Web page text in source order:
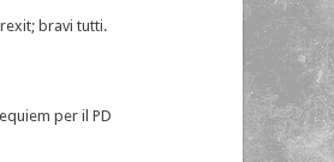
bravi tutti.
per il PD